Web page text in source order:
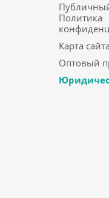
Политика
Карта сайта
Оптовый